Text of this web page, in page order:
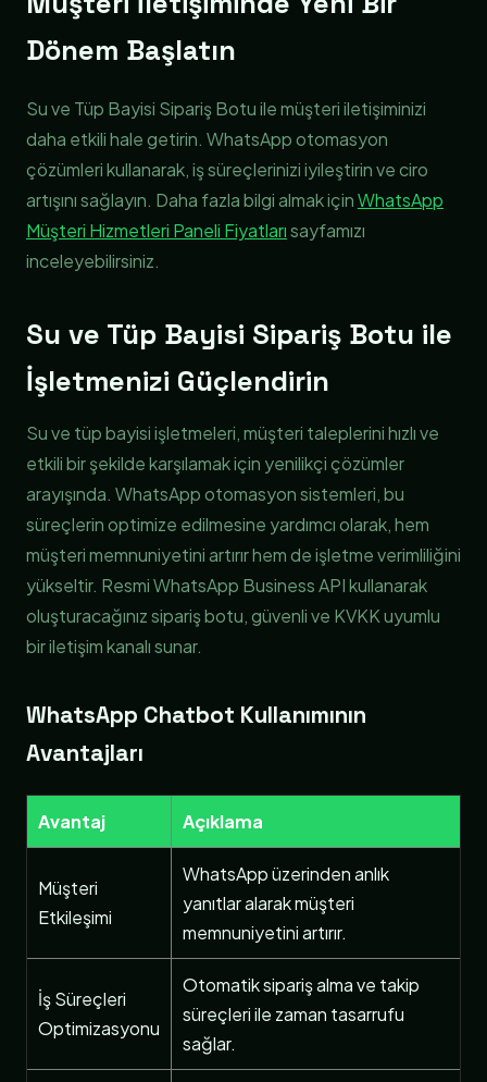
Dönem Başlatın
Su ve Tüp Bayisi Sipariş Botu ile müşteri iletişiminizi
daha etkili hale getirin. WhatsApp otomasyon
çözümleri kullanarak, iş süreçlerinizi iyileştirin ve ciro
artışını sağlayın. Daha fazla bilgi almak içinWhatsApp
Müşteri Hizmetleri Paneli Fiyatlarısayfamızı
inceleyebilirsiniz.
Su ve Tüp Bayisi Sipariş Botu ile
İşletmenizi Güçlendirin
Su ve tüp bayisi işletmeleri, müşteri taleplerini hızlı ve
etkili bir şekilde karşılamak için yenilikçi çözümler
arayışında. WhatsApp otomasyon sistemleri, bu
süreçlerin optimize edilmesine yardımcı olarak, hem
müşteri memnuniyetini artırır hem de işletme verimliliğini
yükseltir. Resmi WhatsApp Business API kullanarak
oluşturacağınız sipariş botu, güvenli ve KVKK uyumlu
bir iletişim kanalı sunar.
WhatsApp Chatbot Kullanımının
Avantajları
Avantaj Açıklama
Müşteri
Etkileşimi
WhatsApp üzerinden anlık
yanıtlar alarak müşteri
memnuniyetini artırır.
İş Süreçleri
Optimizasyonu
Otomatik sipariş alma ve takip
süreçleri ile zaman tasarrufu
sağlar.